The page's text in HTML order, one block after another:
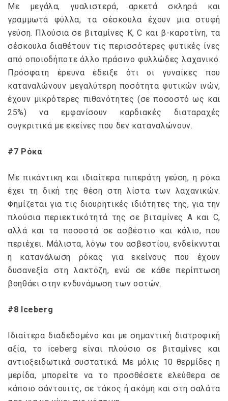
Με μεγάλα, γυαλιστερά, αρκετά σκληρά και
γραμμωτά φύλλα, τα σέσκουλα έχουν μια στυφή
γεύση. Πλούσια σε βιταμίνες Κ, C και β-καροτίνη, τα
σέσκουλα διαθέτουν τις περισσότερες φυτικές ίνες
από οποιοδήποτε άλλο πράσινο φυλλώδες λαχανικό.
Πρόσφατη έρευνα έδειξε ότι οι γυναίκες που
καταναλώνουν μεγαλύτερη ποσότητα φυτικών ινών,
έχουν μικρότερες πιθανότητες (σε ποσοστό ως και
25%) να εμφανίσουν καρδιακές διαταραχές
συγκριτικά με εκείνες που δεν καταναλώνουν.
#7 Ρόκα
Με πικάντικη και ιδιαίτερα πιπεράτη γεύση, η ρόκα
έχει τη δική της θέση στη λίστα των λαχανικών.
Φημίζεται για τις διουρητικές ιδιότητες της, για την
πλούσια περιεκτικότητά της σε βιταμίνες Α και C,
αλλά και τα ποσοστά σε ασβέστιο και κάλιο, που
περιέχει. Μάλιστα, λόγω του ασβεστίου, ενδείκνυται
η κατανάλωση ρόκας για εκείνους που έχουν
δυσανεξία στη λακτόζη, ενώ σε κάθε περίπτωση
βοηθάει στην ενδυνάμωση των οστών.
#8 Iceberg
Ιδιαίτερα διαδεδομένο και με σημαντική διατροφική
αξία, το iceberg είναι πλούσιο σε βιταμίνες και
αντιοξειδωτικά συστατικά. Με μόλις 10 θερμίδες η
μερίδα, μπορείτε να το προσθέσετε ελεύθερα σε
κάποιο σάντουιτς, σε τάκος ή ακόμη και στη σαλάτα